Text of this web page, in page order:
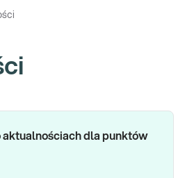
aktualnościach dla punktów